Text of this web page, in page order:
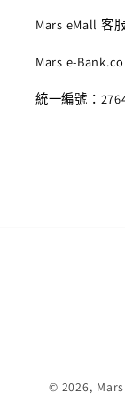
Mars eMall 客
Mars e-
統一編號：
© 2026,